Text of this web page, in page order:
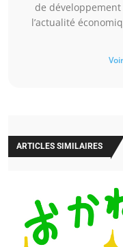
de développement
l’actualité
ARTICLES SIMILAIRES